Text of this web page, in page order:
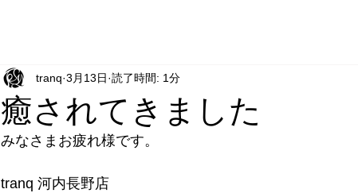
癒されてきました
tranq 3月13日 読了時間: 1分
みなさまお疲れ様です。
tranq 河内長野店